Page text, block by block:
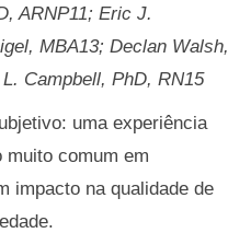
ARNP11; Eric J.
MBA13; Declan Walsh,
Campbell, PhD, RN15
uma experiência
comum em
impacto na qualidade de